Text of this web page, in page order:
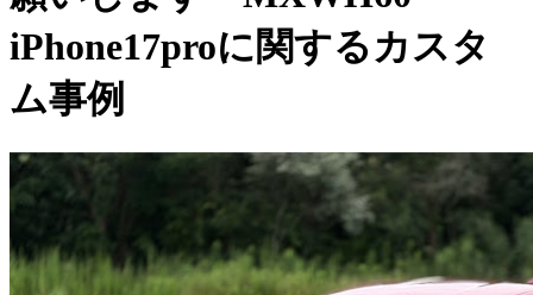
iPhone17proに関するカスタ
ム事例